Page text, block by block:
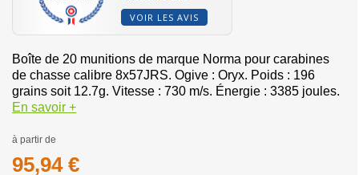
VOIR LES AVIS
Boîte de 20 munitions de marque Norma pour carabines
de chasse calibre 8x57JRS. Ogive : Oryx. Poids : 196
grains soit 12.7g. Vitesse : 730 m/s. Énergie : 3385 joules.
En savoir +
à partir de
95,94 €